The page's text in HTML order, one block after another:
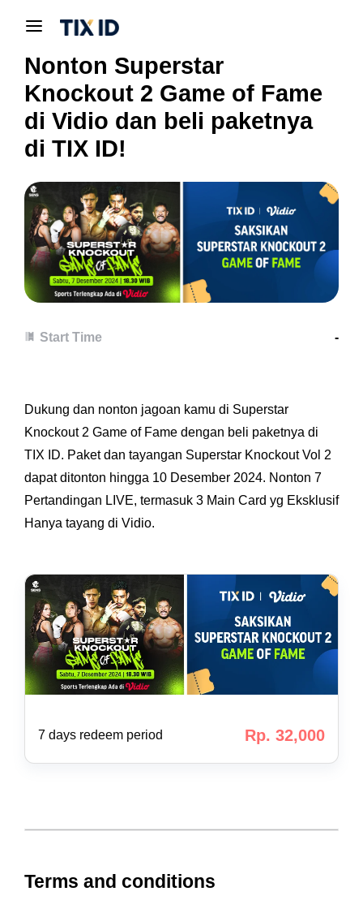
Nonton Superstar
Knockout 2 Game of Fame
di Vidio dan beli paketnya
di TIX ID!
Start Time -
Dukung dan nonton jagoan kamu di Superstar
Knockout 2 Game of Fame dengan beli paketnya di
TIX ID. Paket dan tayangan Superstar Knockout Vol 2
dapat ditonton hingga 10 Desember 2024. Nonton 7
Pertandingan LIVE, termasuk 3 Main Card yg Eksklusif
Hanya tayang di Vidio.
7 days redeem period Rp. 32,000
Terms and conditions